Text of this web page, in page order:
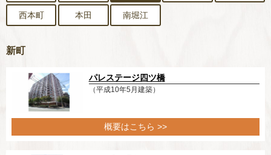
西本町 本田 南堀江
新町
パレステージ四ツ橋
（平成10年5月建築）
概要はこちら >>